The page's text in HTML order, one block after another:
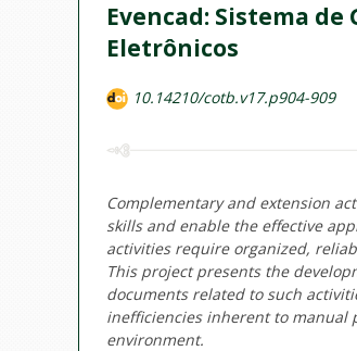
Evencad: Sistema
Eletrônicos
10.14210/cotb.v17.p904-909
Complementary and extension
skills and enable the effective
activities require organized,
This project presents the
documents related to such
inefficiencies inherent to manual
environment.